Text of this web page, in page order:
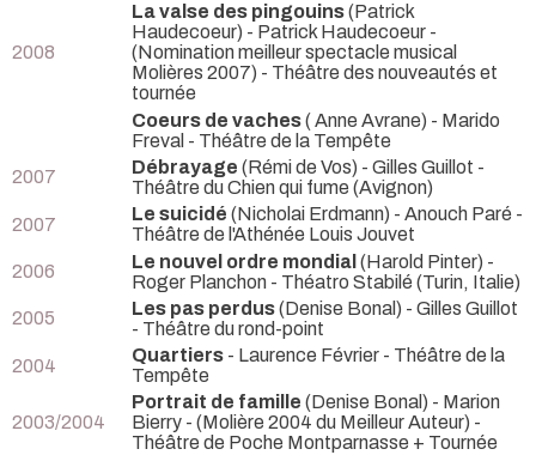
2008
La valse des pingouins(Patrick
Haudecoeur) - Patrick Haudecoeur -
(Nomination meilleur spectacle musical
Molières 2007) - Théâtre des nouveautés et
tournée
Coeurs de vaches( Anne Avrane) - Marido
Freval - Théâtre de la Tempête
2007
Débrayage (Rémi de Vos) - Gilles Guillot -
Théâtre du Chien qui fume (Avignon)
2007
Le suicidé (Nicholai Erdmann) - Anouch Paré -
Théâtre de l'Athénée Louis Jouvet
2006
Le nouvel ordre mondial (Harold Pinter) -
Roger Planchon - Théatro Stabilé (Turin, Italie)
2005
Les pas perdus(Denise Bonal) - Gilles Guillot
- Théâtre du rond-point
2004
Quartiers - Laurence Février - Théâtre de la
Tempête
2003/2004
Portrait de famille (Denise Bonal) - Marion
Bierry - (Molière 2004 du Meilleur Auteur) -
Théâtre de Poche Montparnasse + Tournée